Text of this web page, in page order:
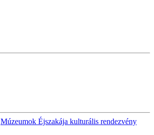
Múzeumok Éjszakája kulturális rendezvény